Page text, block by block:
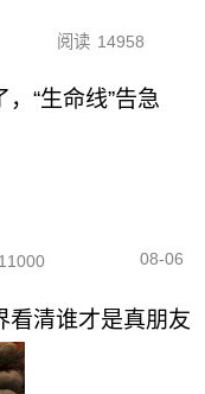
阅读 14958
“生命线”告急
11000 08-06
看清谁才是真朋友